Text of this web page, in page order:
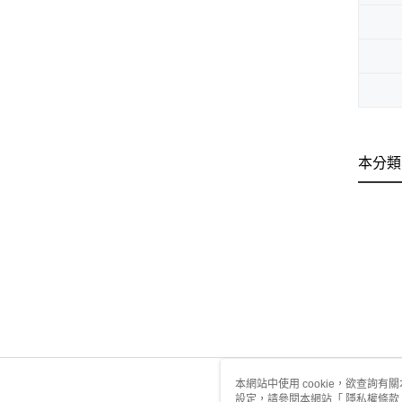
本分
本網站中使用 cookie，欲查詢有
設定，請參閱本網站「 隱私權條款